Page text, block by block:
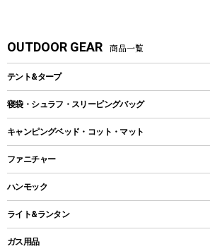
OUTDOOR GEAR 商品一覧
テント&タープ
テント
ツールームテント
ワンポールテント
シェルターテント
ロッジ型・オリジナルテント
寝袋・シュラフ・スリーピングバッグ
レクタングラー型（封筒型）シュラフ
インナーシュラフ
キャンピングベッド・コット・マット
キャンピングベッド・コット
インフレータブルマット
ファニチャー
アウトドアテーブル
レジャーシート
ハンモック
ライト&ランタン
LEDランタン
ガス用品